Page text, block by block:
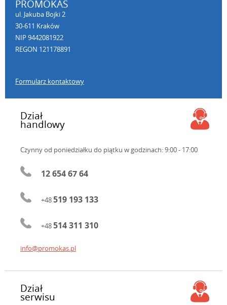
PROMOKAS
ul. Jakuba Bojki 2
30-611 Kraków
NIP 9442081922
REGON 121178891
Formularz kontaktowy
Dział
handlowy
Czynny od poniedziałku do piątku w godzinach: 9:00 - 17:00
12 654 67 64
+48519 193 133
+48514 311 310
info@promokas.pl
Dział
serwisu